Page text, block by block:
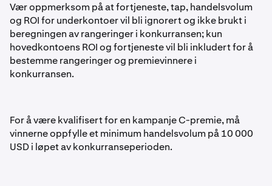
Vær oppmerksom på at fortjeneste, tap, handelsvolum
og ROI for underkontoer vil bli ignorert og ikke brukt i
beregningen av rangeringer i konkurransen; kun
hovedkontoens ROI og fortjeneste vil bli inkludert for å
bestemme rangeringer og premievinnere i
konkurransen.
For å være kvalifisert for en kampanje C-premie, må
vinnerne oppfylle et minimum handelsvolum på 10 000
USD i løpet av konkurranseperioden.